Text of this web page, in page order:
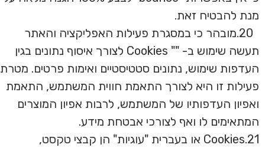
מנת להבטיח זאת.
20.מובהר כי במסגרת פעילות האפליקציה והאתר
תעשה שימוש ב- "" Cookies לצורך איסוף נתונים בגין
העדפות שימוש, נתונים סטטיסטיים ואימות פרטים. מטרת
פעילות זו היא לצורך התאמת חווית המשתמש, התאמת
ואפיון העדפותיו של המשתמש, לרבות אפיון המוצרים
המתאימים לו ואף לצורכי אבטחת מידע.
21.Cookies או בעברית "עוגיות" הן קבצי טקסט,